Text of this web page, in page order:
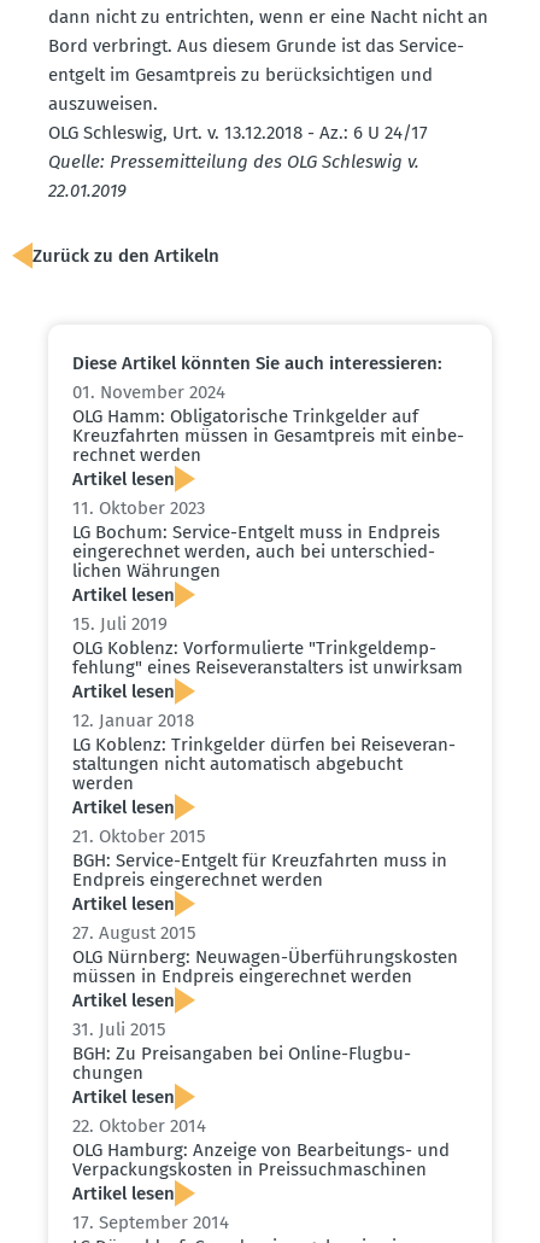
dann nicht zu entrichten, wenn er eine Nacht nicht an
Bord verbringt. Aus diesem Grunde ist das Service­
entgelt im Gesamt­preis zu berück­sich­tigen und
auszu­weisen.
OLG Schleswig, Urt. v. 13.12.2018 - Az.: 6 U 24/17
Quelle: Presse­mit­teilung des OLG Schleswig v.
22.01.2019
Zurück zu den Artikeln
Diese Artikel könnten Sie auch inter­es­sieren:
01. November 2024
OLG Hamm: Obliga­to­rische Trink­gelder auf
Kreuz­fahrten müssen in Gesamt­preis mit einbe­
rechnet werden
Artikel lesen
11. Oktober 2023
LG Bochum: Service-Entgelt muss in Endpreis
einge­rechnet werden, auch bei unter­schied­
lichen Währungen
Artikel lesen
15. Juli 2019
OLG Koblenz: Vorfor­mu­lierte "Trink­geld­emp­
fehlung" eines Reise­ver­an­stalters ist unwirksam
Artikel lesen
12. Januar 2018
LG Koblenz: Trink­gelder dürfen bei Reise­ver­an­
stal­tungen nicht automa­tisch abgebucht
werden
Artikel lesen
21. Oktober 2015
BGH: Service-Entgelt für Kreuz­fahrten muss in
Endpreis einge­rechnet werden
Artikel lesen
27. August 2015
OLG Nürnberg: Neuwagen-Überfüh­rungs­kosten
müssen in Endpreis einge­rechnet werden
Artikel lesen
31. Juli 2015
BGH: Zu Preis­an­gaben bei Online-Flugbu­
chungen
Artikel lesen
22. Oktober 2014
OLG Hamburg: Anzeige von Bearbei­tungs- und
Verpa­ckungs­kosten in Preis­such­ma­schinen
Artikel lesen
17. September 2014